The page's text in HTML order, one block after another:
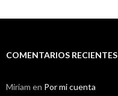
COMENTARIOS RECIENTES
Miriam en Por mi cuenta